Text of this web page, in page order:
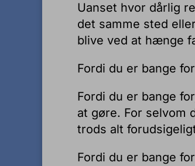
Uanset hvor dårlig
det samme sted
blive ved at hænge
Fordi du er bange
Fordi du er bange
at gøre. For selvom
trods alt
Fordi du er bange